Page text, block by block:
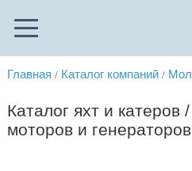
Главная / Каталог компаний /
Каталог яхт и катеров
моторов и генераторов